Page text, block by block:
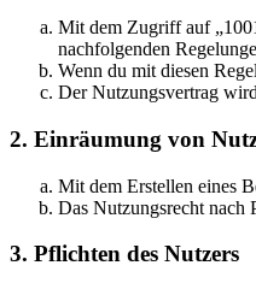
Mit dem Zugriff auf
nachfolgenden
Wenn du mit diesen
Der Nutzungsvertrag
2. Einräumung von
Mit dem Erstellen eines
Das Nutzungsrecht nach
3. Pflichten des Nutzers